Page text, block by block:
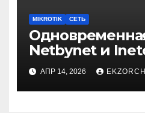
MIKROTIK СЕТЬ
Netbynet и
АПР 14, 2026